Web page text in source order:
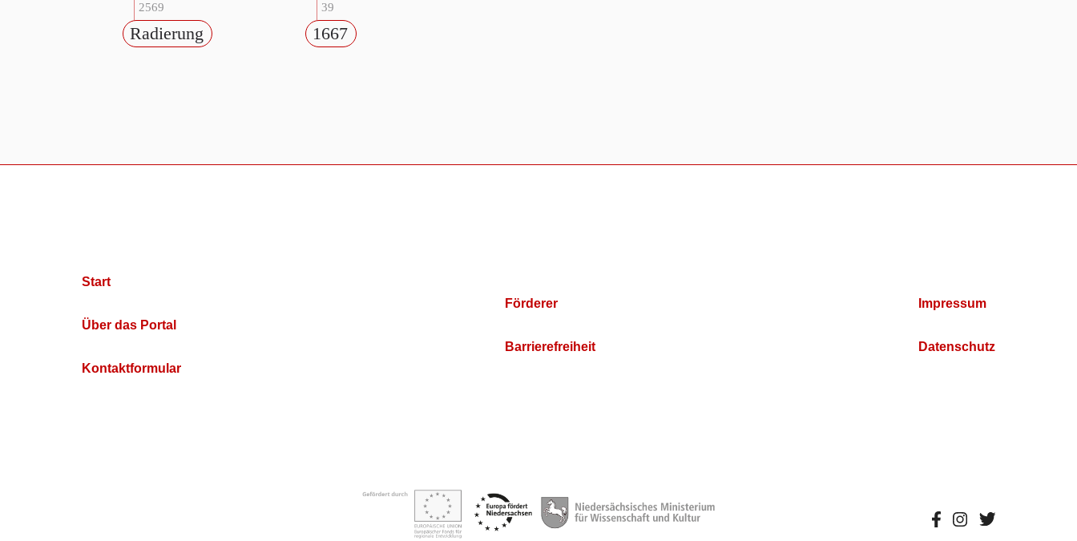
2569
Radierung
39
1667
Start
Über das Portal
Kontaktformular
Förderer
Barrierefreiheit
Impressum
Datenschutz